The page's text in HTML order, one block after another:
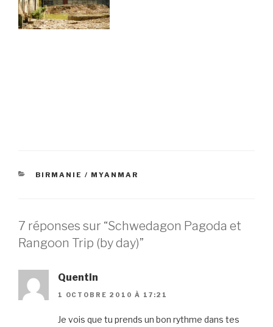
CATÉGORIES
BIRMANIE / MYANMAR
7 réponses sur “Schwedagon Pagoda et
Rangoon Trip (by day)”
Quentin
1 OCTOBRE 2010 À 17:21
Je vois que tu prends un bon rythme dans tes